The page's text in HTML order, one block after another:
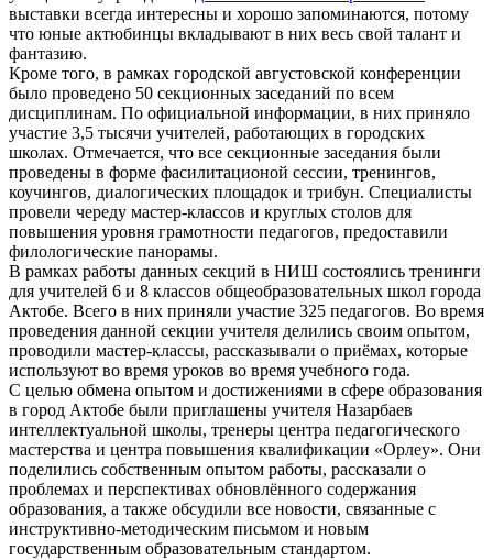
выставки всегда интересны и хорошо запоминаются, потому
что юные актюбинцы вкладывают в них весь свой талант и
фантазию.
Кроме того, в рамках городской августовской конференции
было проведено 50 секционных заседаний по всем
дисциплинам. По официальной информации, в них приняло
участие 3,5 тысячи учителей, работающих в городских
школах. Отмечается, что все секционные заседания были
проведены в форме фасилитационой сессии, тренингов,
коучингов, диалогических площадок и трибун. Специалисты
провели череду мастер-классов и круглых столов для
повышения уровня грамотности педагогов, предоставили
филологические панорамы.
В рамках работы данных секций в НИШ состоялись тренинги
для учителей 6 и 8 классов общеобразовательных школ города
Актобе. Всего в них приняли участие 325 педагогов. Во время
проведения данной секции учителя делились своим опытом,
проводили мастер-классы, рассказывали о приёмах, которые
используют во время уроков во время учебного года.
С целью обмена опытом и достижениями в сфере образования
в город Актобе были приглашены учителя Назарбаев
интеллектуальной школы, тренеры центра педагогического
мастерства и центра повышения квалификации «Орлеу». Они
поделились собственным опытом работы, рассказали о
проблемах и перспективах обновлённого содержания
образования, а также обсудили все новости, связанные с
инструктивно-методическим письмом и новым
государственным образовательным стандартом.